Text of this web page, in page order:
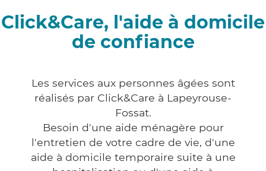
Click&Care, l'aide à domicile
de confiance
Les services aux personnes âgées sont
réalisés par Click&Care à Lapeyrouse-
Fossat.
Besoin d'une aide ménagère pour
l'entretien de votre cadre de vie, d'une
aide à domicile temporaire suite à une